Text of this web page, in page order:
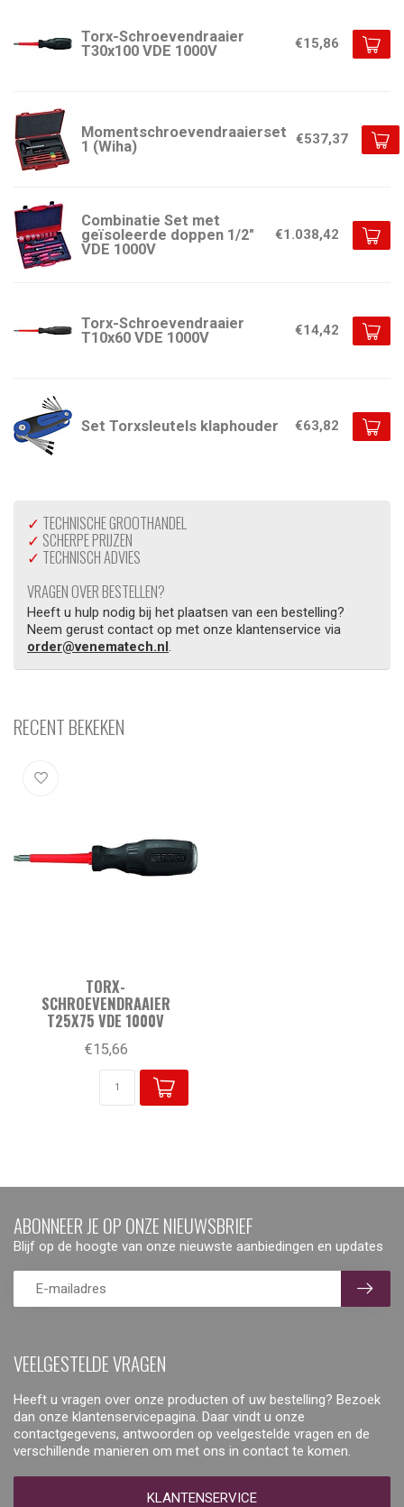
Torx-Schroevendraaier
T30x100 VDE 1000V
€15,86
Momentschroevendraaierset
1 (Wiha)
€537,37
Combinatie Set met
geïsoleerde doppen 1/2″
VDE 1000V
€1.038,42
Torx-Schroevendraaier
T10x60 VDE 1000V
€14,42
Set Torxsleutels klaphouder €63,82
✓ TECHNISCHE GROOTHANDEL
✓ SCHERPE PRIJZEN
✓ TECHNISCH ADVIES
VRAGEN OVER BESTELLEN?
Heeft u hulp nodig bij het plaatsen van een bestelling?
Neem gerust contact op met onze klantenservice via
order@venematech.nl.
RECENT BEKEKEN
TORX-
SCHROEVENDRAAIER
T25X75 VDE 1000V
€15,66
VEELGESTELDE VRAGEN
Heeft u vragen over onze producten of uw bestelling? Bezoek
dan onze klantenservicepagina. Daar vindt u onze
contactgegevens, antwoorden op veelgestelde vragen en de
verschillende manieren om met ons in contact te komen.
KLANTENSERVICE
ABONNEER JE OP ONZE NIEUWSBRIEF
Blijf op de hoogte van onze nieuwste aanbiedingen en updates